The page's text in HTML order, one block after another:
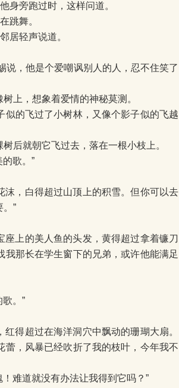
身旁跑过时，这样问道。
跳舞。
居轻声说道。
说，他是个爱嘲讽别人的人，忍不住笑了
上，想象着爱情的神秘莫测。
的飞过了小树林，又像个影子似的飞越
后就朝它飞过去，落在一根小枝上。
歌。”
沫，白得超过山顶上的积雪。但你可以去
”
座上的美人鱼的头发，黄得超过拿着镰刀
那长在学生窗下的兄弟，或许他能满足
。”
得超过在海洋洞穴中飘动的珊瑚大扇。
，风暴已经吹折了我的枝叶，今年我不
难道就没有办法让我得到它吗？”